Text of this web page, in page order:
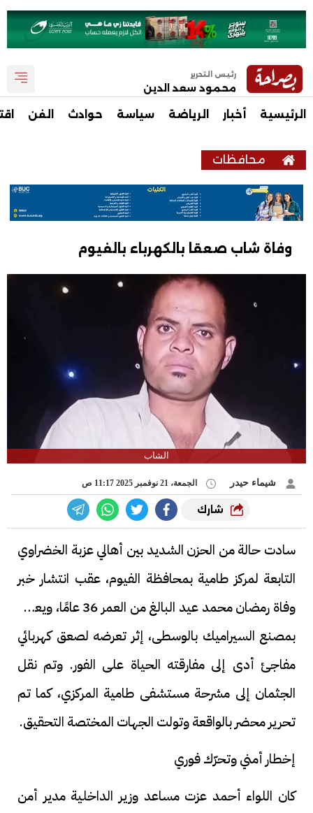
رئيس التحرير
محمود سعد الدين
الرئيسية أخبار الرياضة سياسة حوادث الفن
محافظات
وفاة شاب صعقا بالكهرباء بالفيوم
الشاب
شيماء حيدر الجمعة، 21 نوفمبر 2025 11:17 ص
شارك
سادت حالة من الحزن الشديد بين أهالي عزبة الخضراوي
التابعة لمركز طامية بمحافظة الفيوم، عقب انتشار خبر
وفاة رمضان محمد عيد البالغ من العمر 36 عامًا، ويعمل
بمصنع السيراميك بالوسطى، إثر تعرضه لصعق كهربائي
مفاجئ أدى إلى مفارقته الحياة على الفور. وتم نقل
الجثمان إلى مشرحة مستشفى طامية المركزي، كما تم
تحرير محضر بالواقعة وتولت الجهات المختصة التحقيق.
إخطار أمني وتحرّك فوري
كان اللواء أحمد عزت مساعد وزير الداخلية مدير أمن